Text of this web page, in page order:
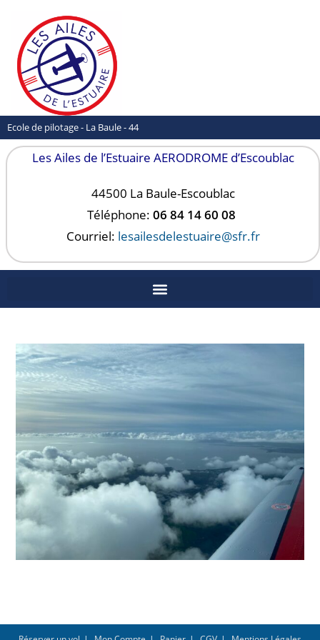
Ecole de pilotage - La Baule - 44
Les Ailes de l’Estuaire AERODROME d’Escoublac
44500 La Baule-Escoublac
Téléphone: 06 84 14 60 08
Courriel: lesailesdelestuaire@sfr.fr